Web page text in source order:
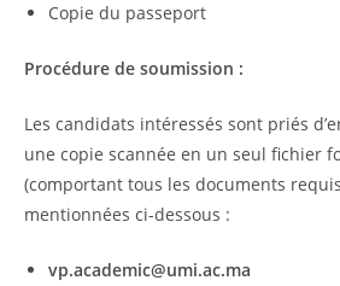
Copie du passeport
Procédure de soumission :
Les candidats intéressés sont priés
une copie scannée en un seul fichier
(comportant tous les documents
mentionnées ci-dessous :
vp.academic@umi.ac.ma